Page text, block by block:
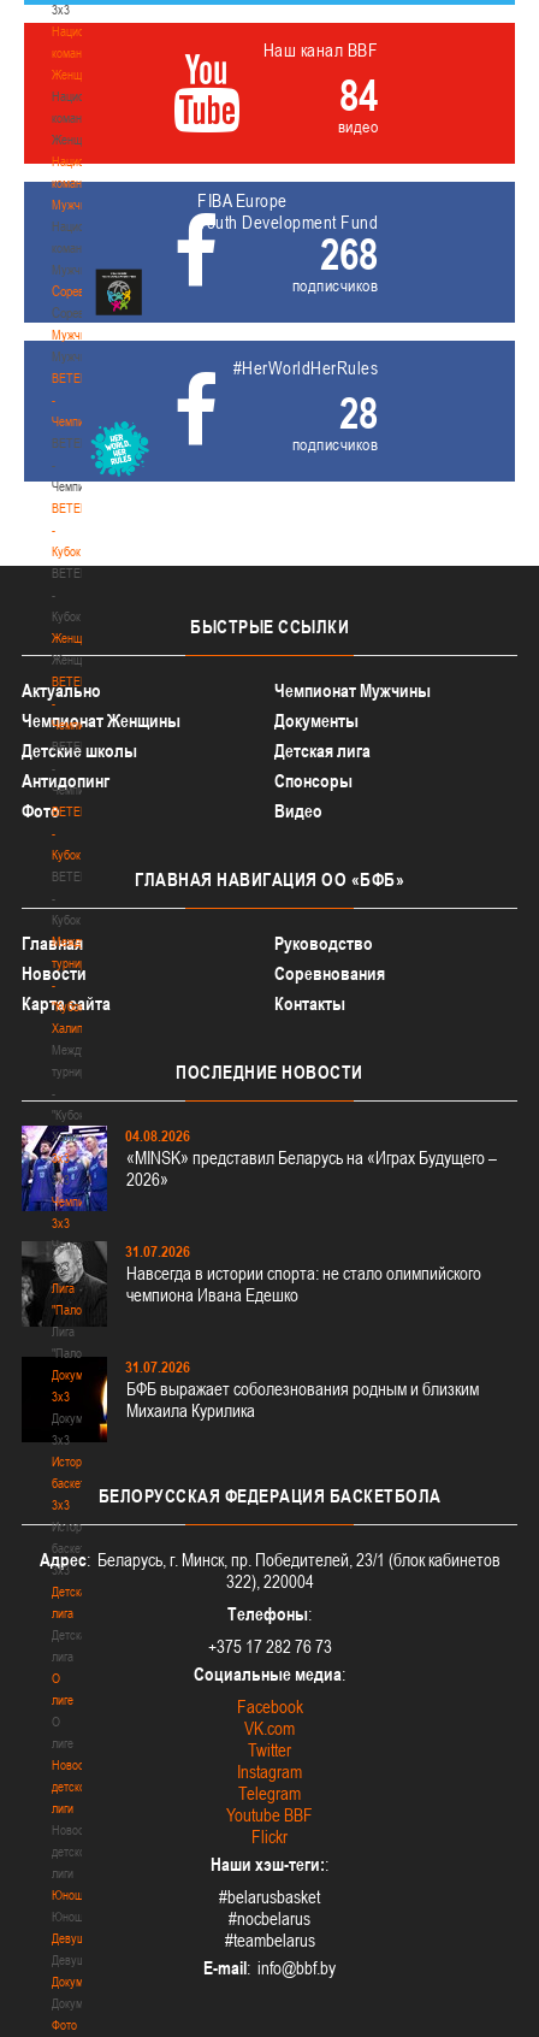
3х3
Национальная
команда.
Женщины
Национальная
команда.
Женщины
Национальная
команда.
Мужчины
Национальная
команда.
Мужчины
Соревнования
Соревнования
Мужчины
Мужчины
BETERA
-
Чемпионат
BETERA
-
Чемпионат
BETERA
-
Кубок
BETERA
-
Кубок
Женщины
Женщины
BETERA
-
Чемпионат
BETERA
-
Чемпионат
BETERA
-
Кубок
BETERA
-
Кубок
Международный
турнир
-
"Кубок
Халипского"
Международный
турнир
-
"Кубок
Халипского"
3x3
3x3
Чемпионат
3х3
Чемпионат
3х3
Лига
"Палова"
Лига
"Палова"
Документы
3х3
Документы
3х3
История
баскетбола
3х3
История
баскетбола
3х3
Детская
лига
Детская
лига
О
лиге
О
лиге
Новости
детской
лиги
Новости
детской
лиги
Юноши
Юноши
Девушки
Девушки
Документы
Документы
Фото
Наш канал BBF
84
видео
FIBA Europe
Youth Development Fund
268
подписчиков
#HerWorldHerRules
28
подписчиков
БЫСТРЫЕ ССЫЛКИ
Актуально
Чемпионат Мужчины
Чемпионат Женщины
Документы
Детские школы
Детская лига
Антидопинг
Спонсоры
Фото
Видео
ГЛАВНАЯ НАВИГАЦИЯ ОО «БФБ»
Главная
Руководство
Новости
Соревнования
Карта сайта
Контакты
ПОСЛЕДНИЕ НОВОСТИ
04.08.2026
«MINSK» представил Беларусь на «Играх Будущего –
2026»
31.07.2026
Навсегда в истории спорта: не стало олимпийского
чемпиона Ивана Едешко
31.07.2026
БФБ выражает соболезнования родным и близким
Михаила Курилика
БЕЛОРУССКАЯ ФЕДЕРАЦИЯ БАСКЕТБОЛА
Адрес: Беларусь, г. Минск, пр. Победителей, 23/1 (блок кабинетов
322), 220004
Телефоны:
+375 17 282 76 73
Социальные медиа:
Facebook
VK.com
Twitter
Instagram
Telegram
Youtube BBF
Flickr
Наши хэш-теги::
#belarusbasket
#nocbelarus
#teambelarus
E-mail: